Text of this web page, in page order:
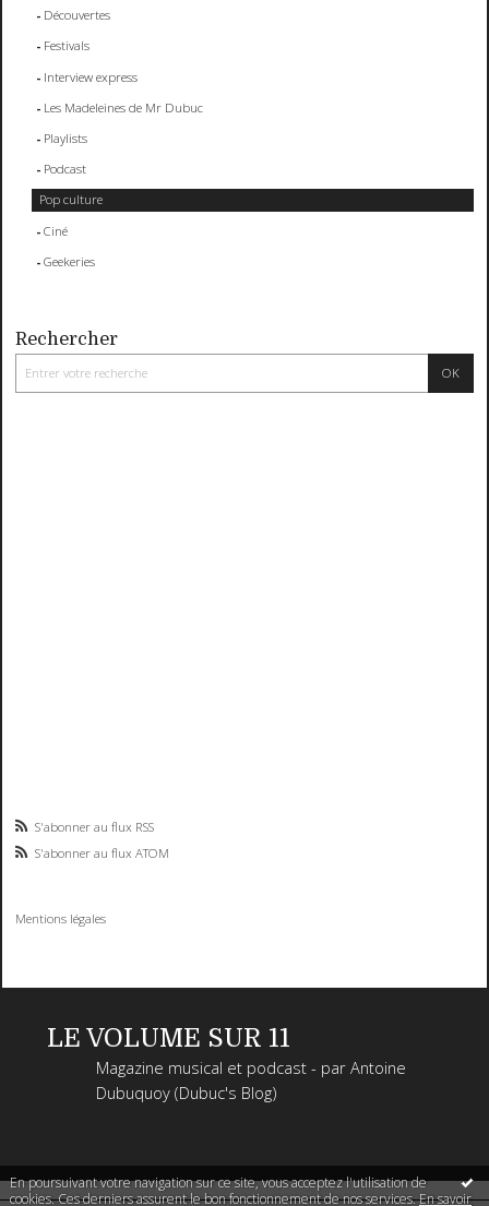
En poursuivant votre navigation sur ce site, vous acceptez l'utilisation de
cookies. Ces derniers assurent le bon fonctionnement de nos services.En savoir
Découvertes
Festivals
Interview express
Les Madeleines de Mr Dubuc
Playlists
Podcast
Pop culture
Ciné
Geekeries
Rechercher
S'abonner au flux RSS
S'abonner au flux ATOM
Mentions légales
LE VOLUME SUR 11
Magazine musical et podcast - par Antoine
Dubuquoy (Dubuc's Blog)